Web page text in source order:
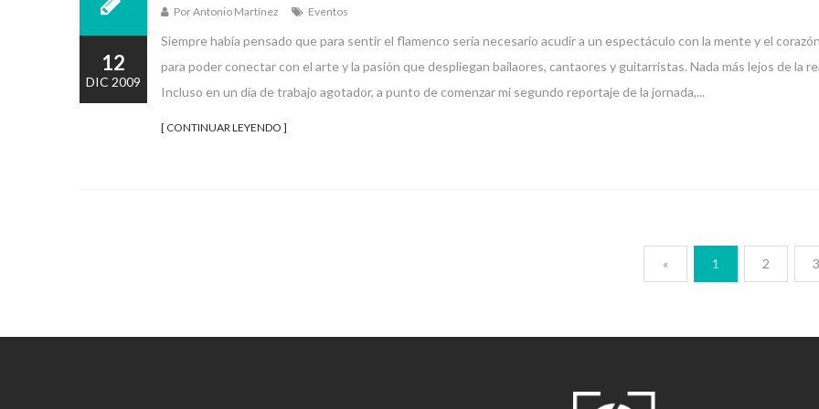
Por Antonio Martínez Eventos
Siempre había pensado que para sentir el flamenco sería necesario acudir a un espectáculo con la mente y el
para poder conectar con el arte y la pasión que despliegan bailaores, cantaores y guitarristas. Nada más lejos de la
Incluso en un día de trabajo agotador, a punto de comenzar mi segundo reportaje de la jornada,...
[ CONTINUAR LEYENDO ]
12
DIC 2009
« 1 2 3